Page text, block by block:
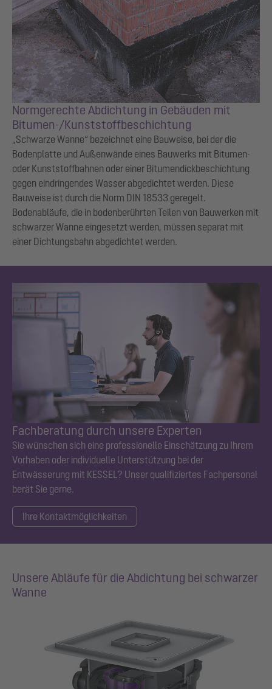
Normgerechte Abdichtung in Gebäuden mit
Bitumen-/Kunststoffbeschichtung
„Schwarze Wanne“ bezeichnet eine Bauweise, bei der die
Bodenplatte und Außenwände eines Bauwerks mit Bitumen-
oder Kunststoffbahnen oder einer Bitumendickbeschichtung
gegen eindringendes Wasser abgedichtet werden. Diese
Bauweise ist durch die Norm DIN 18533 geregelt.
Bodenabläufe, die in bodenberührten Teilen von Bauwerken mit
schwarzer Wanne eingesetzt werden, müssen separat mit
einer Dichtungsbahn abgedichtet werden.
Fachberatung durch unsere Experten
Sie wünschen sich eine professionelle Einschätzung zu Ihrem
Vorhaben oder individuelle Unterstützung bei der
Entwässerung mit KESSEL? Unser qualifiziertes Fachpersonal
berät Sie gerne.
Ihre Kontaktmöglichkeiten
Unsere Abläufe für die Abdichtung bei schwarzer
Wanne